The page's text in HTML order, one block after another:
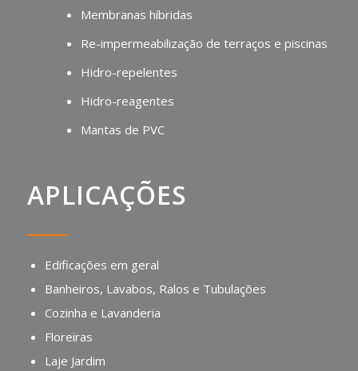
Membranas híbridas
Re-impermeabilização de terraços e piscinas
Hidro-repelentes
Hidro-reagentes
Mantas de PVC
APLICAÇÕES
Edificações em geral
Banheiros, Lavabos, Ralos e Tubulações
Cozinha e Lavanderia
Floreiras
Laje Jardim